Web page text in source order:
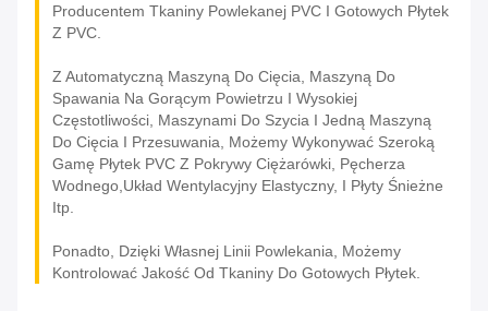
Producentem Tkaniny Powlekanej PVC I Gotowych Płytek
Z PVC.
Z Automatyczną Maszyną Do Cięcia, Maszyną Do
Spawania Na Gorącym Powietrzu I Wysokiej
Częstotliwości, Maszynami Do Szycia I Jedną Maszyną
Do Cięcia I Przesuwania, Możemy Wykonywać Szeroką
Gamę Płytek PVC Z Pokrywy Ciężarówki, Pęcherza
Wodnego,układ Wentylacyjny Elastyczny, I Płyty Śnieżne
Itp.
Ponadto, Dzięki Własnej Linii Powlekania, Możemy
Kontrolować Jakość Od Tkaniny Do Gotowych Płytek.